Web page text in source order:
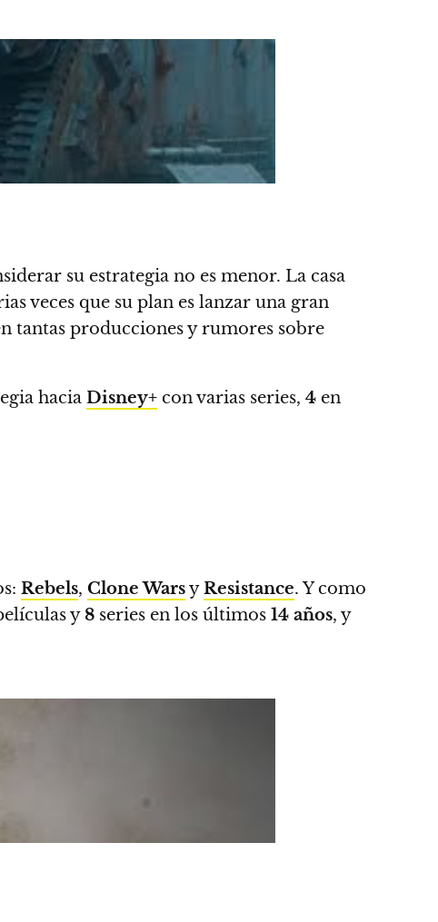
su estrategia no es menor. La casa
veces que su plan es lanzar una gran
tantas producciones y rumores sobre
hacia Disney+ con varias series, 4 en
Rebels, Clone WarsyResistance. Y como
y 8 series en los últimos 14 años, y